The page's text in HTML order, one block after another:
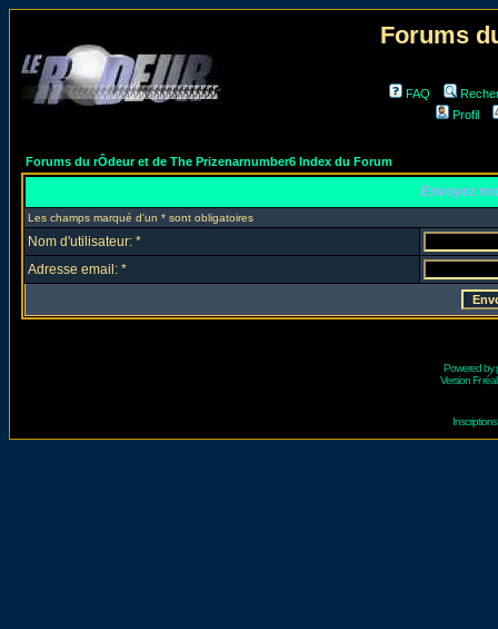
Forums
FAQ
Profil
Forums du rÔdeur et de The Prizenarnumber6 Index du Forum
Envoyez
Les champs marqué d'un * sont obligatoires
Nom d'utilisateur: *
Adresse email: *
Powered by
Version Fr